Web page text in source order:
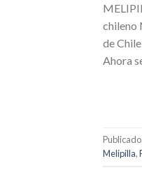
chileno
de
Ahora
Publicado
Melipilla,